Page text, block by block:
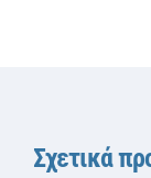
Σχετικά